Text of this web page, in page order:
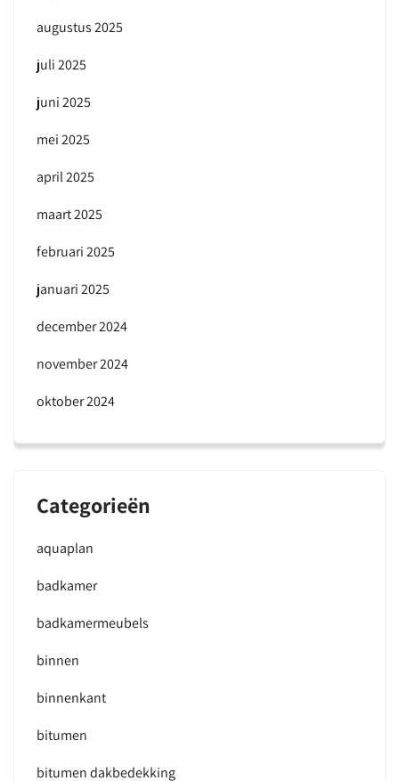
augustus 2025
juli 2025
juni 2025
mei 2025
april 2025
maart 2025
februari 2025
januari 2025
december 2024
november 2024
oktober 2024
Categorieën
aquaplan
badkamer
badkamermeubels
binnen
binnenkant
bitumen
bitumen dakbedekking